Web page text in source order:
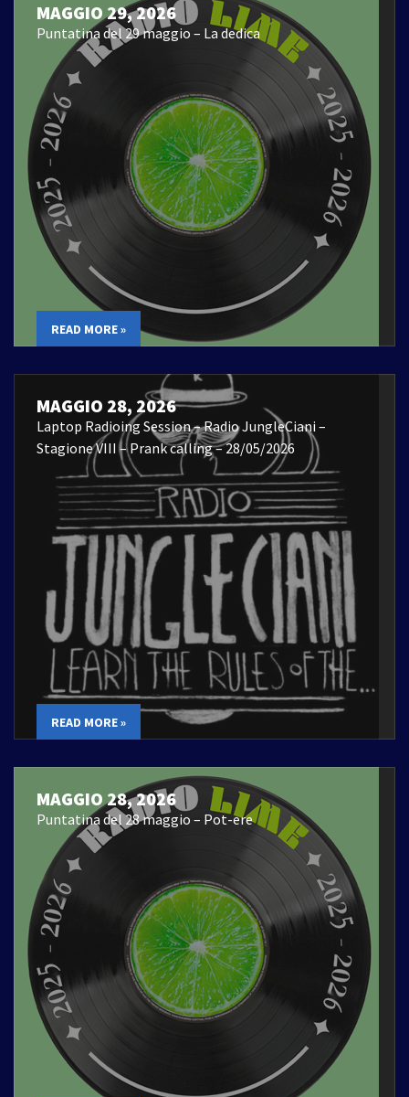
MAGGIO 29, 2026
Puntatina del 29 maggio – La dedica
READ MORE »
MAGGIO 28, 2026
Laptop Radioing Session – Radio JungleCiani –
Stagione VIII – Prank calling – 28/05/2026
READ MORE »
MAGGIO 28, 2026
Puntatina del 28 maggio – Pot-ere